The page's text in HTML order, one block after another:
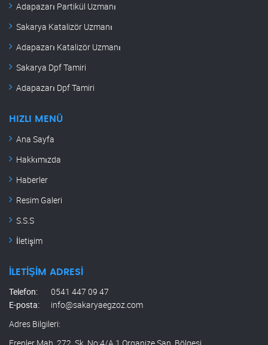
Adapazarı Partikül Uzmanı
Sakarya Katalizör Uzmanı
Adapazarı Katalizör Uzmanı
Sakarya Dpf Tamiri
Adapazarı Dpf Tamiri
HIZLI MENÜ
Ana Sayfa
Hakkımızda
Haberler
Resim Galeri
S.S.S
İletişim
İLETIŞIM ADRESI
Telefon:
0541 447 09 47
E-posta:
info@sakaryaegzoz.com
Adres Bilgileri: